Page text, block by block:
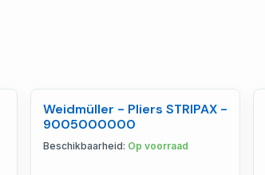
Weidmüller - Pliers STRIPAX -
9005000000
Beschikbaarheid: Op voorraad